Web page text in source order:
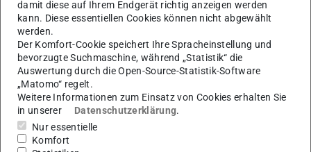
Biologie für SUS
(10) Artenkenntnis digital –
Tierbestimmung anhand virtueller
3D-Modelle
(11) Digitale Tools und virtuelle
damit diese auf Ihrem Endgerät richtig anzeigen werden
kann. Diese essentiellen Cookies können nicht abgewählt
werden.
Der Komfort-Cookie speichert Ihre Spracheinstellung und
bevorzugte Suchmaschine, während „Statistik“ die
Auswertung durch die Open-Source-Statistik-Software
„Matomo“ regelt.
Weitere Informationen zum Einsatz von Cookies erhalten Sie
in unserer
Datenschutzerklärung.
Nur essentielle
Komfort